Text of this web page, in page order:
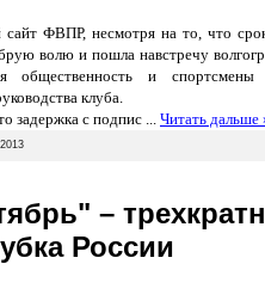
ФВПР, несмотря на то, что
волю и пошла навстречу
общественность и
клуба.
задержка с подпис ... Читать дальше
–
России